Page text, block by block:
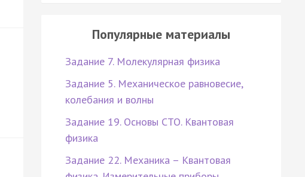
Популярные материалы
Задание 7. Молекулярная физика
Задание 5. Механическое равновесие,
колебания и волны
Задание 19. Основы СТО. Квантовая
физика
Задание 22. Механика – Квантовая